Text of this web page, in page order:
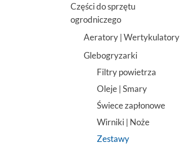
Części do sprzętu
ogrodniczego
Aeratory | Wertykulatory
Glebogryzarki
Filtry powietrza
Oleje | Smary
Świece zapłonowe
Wirniki | Noże
Zestawy